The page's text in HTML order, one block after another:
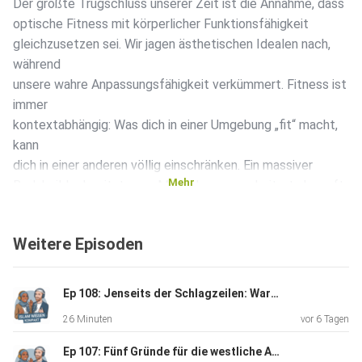
Der größte Trugschluss unserer Zeit ist die Annahme, dass
optische Fitness mit körperlicher Funktionsfähigkeit
gleichzusetzen sei. Wir jagen ästhetischen Idealen nach,
während
unsere wahre Anpassungsfähigkeit verkümmert. Fitness ist
immer
kontextabhängig: Was dich in einer Umgebung „fit“ macht,
kann
dich in einer anderen völlig einschränken. Ein massiver
Bodybuilder besitzt zwar Muskelmasse, scheitert aber oft
ihm an
Mehr
Weitere Episoden
Ep 108: Jenseits der Schlagzeilen: Warum der Islam moderne Machtstrukturen herausfordert
26 Minuten vor 6 Tagen
Ep 107: Fünf Gründe für die westliche Angst vor dem Islam